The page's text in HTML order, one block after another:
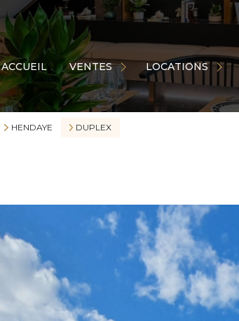
ACCUEIL VENTES
Coups de coeur
Maisons
Appartements
Terrains
Garages
LOCATIONS
Appartements
Maisons
Commerces
Garages
HENDAYE DUPLEX